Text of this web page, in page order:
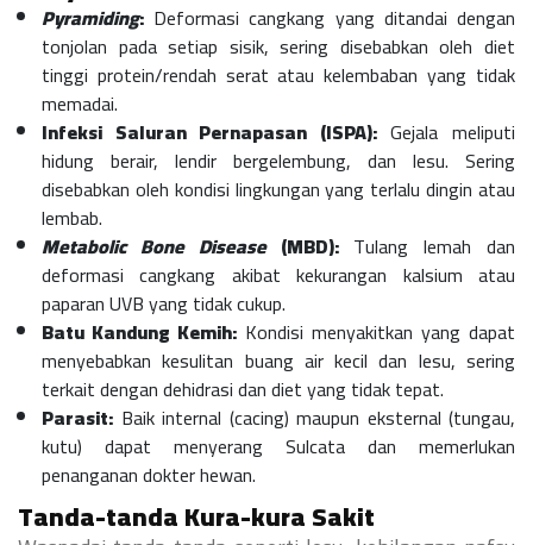
Pyramiding: Deformasi cangkang yang ditandai dengan
tonjolan pada setiap sisik, sering disebabkan oleh diet
tinggi protein/rendah serat atau kelembaban yang tidak
memadai.
Infeksi Saluran Pernapasan (ISPA):Gejala meliputi
hidung berair, lendir bergelembung, dan lesu. Sering
disebabkan oleh kondisi lingkungan yang terlalu dingin atau
lembab.
Metabolic Bone Disease(MBD):Tulang lemah dan
deformasi cangkang akibat kekurangan kalsium atau
paparan UVB yang tidak cukup.
Batu Kandung Kemih: Kondisi menyakitkan yang dapat
menyebabkan kesulitan buang air kecil dan lesu, sering
terkait dengan dehidrasi dan diet yang tidak tepat.
Parasit: Baik internal (cacing) maupun eksternal (tungau,
kutu) dapat menyerang Sulcata dan memerlukan
penanganan dokter hewan.
Tanda-tanda Kura-kura Sakit